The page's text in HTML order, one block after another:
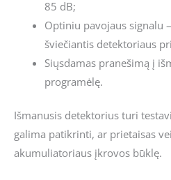
85 dB;
Optiniu pavojaus signalu
šviečiantis detektoriaus
Siųsdamas pranešimą į
programėlę.
Išmanusis detektorius turi
galima patikrinti, ar prietaisas
akumuliatoriaus įkrovos būklę.